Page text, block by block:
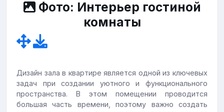
Фото: Интерьер гостиной
комнаты
Дизайн зала в квартире является одной из ключевых
задач при создании уютного и функционального
пространства. В этом помещении проводится
большая часть времени, поэтому важно создать